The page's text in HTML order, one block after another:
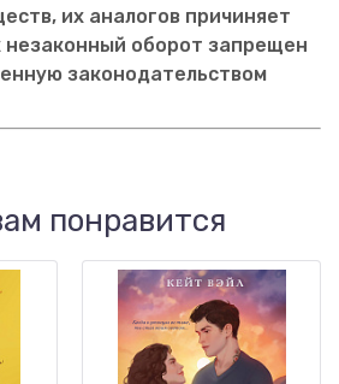
их аналогов причиняет
незаконный оборот запрещен
законодательством
понравится